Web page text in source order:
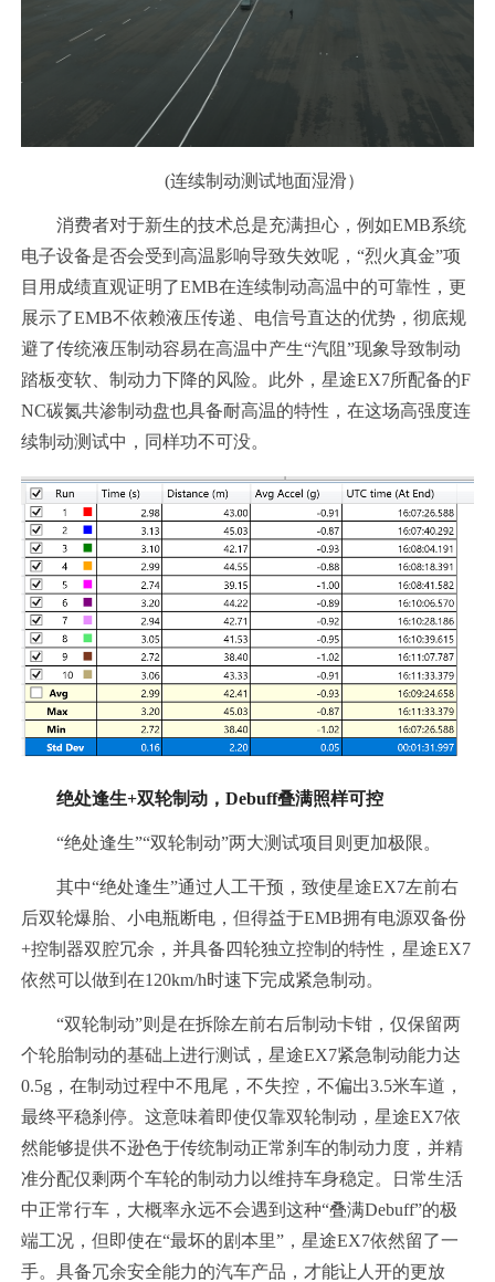
(连续制动测试地面湿滑）
消费者对于新生的技术总是充满担心，例如EMB系统
电子设备是否会受到高温影响导致失效呢，“烈火真金”项
目用成绩直观证明了EMB在连续制动高温中的可靠性，更
展示了EMB不依赖液压传递、电信号直达的优势，彻底规
避了传统液压制动容易在高温中产生“汽阻”现象导致制动
踏板变软、制动力下降的风险。此外，星途EX7所配备的F
NC碳氮共渗制动盘也具备耐高温的特性，在这场高强度连
续制动测试中，同样功不可没。
绝处逢生+双轮制动，Debuff叠满照样可控
“绝处逢生”“双轮制动”两大测试项目则更加极限。
其中“绝处逢生”通过人工干预，致使星途EX7左前右
后双轮爆胎、小电瓶断电，但得益于EMB拥有电源双备份
+控制器双腔冗余，并具备四轮独立控制的特性，星途EX7
依然可以做到在120km/h时速下完成紧急制动。
“双轮制动”则是在拆除左前右后制动卡钳，仅保留两
个轮胎制动的基础上进行测试，星途EX7紧急制动能力达
0.5g，在制动过程中不甩尾，不失控，不偏出3.5米车道，
最终平稳刹停。这意味着即使仅靠双轮制动，星途EX7依
然能够提供不逊色于传统制动正常刹车的制动力度，并精
准分配仅剩两个车轮的制动力以维持车身稳定。日常生活
中正常行车，大概率永远不会遇到这种“叠满Debuff”的极
端工况，但即使在“最坏的剧本里”，星途EX7依然留了一
手。具备冗余安全能力的汽车产品，才能让人开的更放